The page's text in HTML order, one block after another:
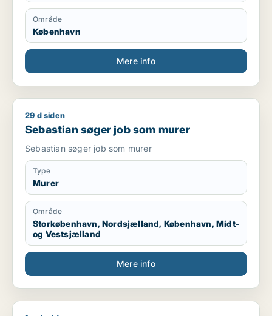
Område
København
Mere info
Sebastian søger job som murer
29 d siden
Sebastian søger job som murer
Sebastian søger job som murer
Type
Murer
Område
Storkøbenhavn, Nordsjælland, København, Midt-
og Vestsjælland
Mere info